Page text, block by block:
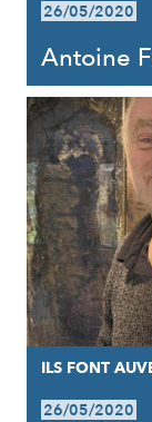
26/05/2020
Antoine
ILS FONT
26/05/2020